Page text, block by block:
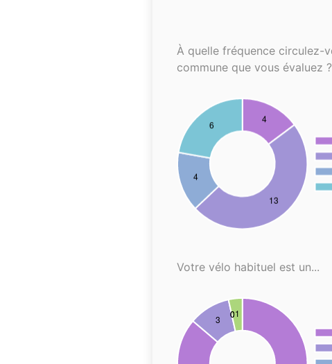
À quelle fréquence circulez-
commune que vous évaluez ?
Votre vélo habituel est un...